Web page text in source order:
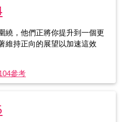
繞，他們正將你提升到一個更
維持正向的展望以加速這效
參考